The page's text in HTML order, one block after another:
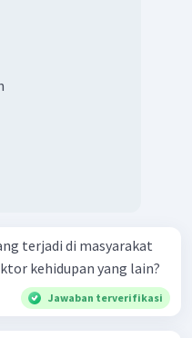
terjadi di masyarakat
kehidupan yang lain?
Jawaban terverifikasi